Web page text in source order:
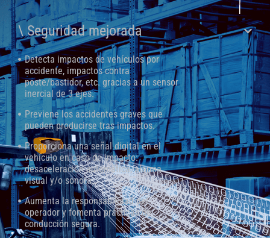
\ Seguridad mejorada
Detecta impactos de vehículos por
accidente, impactos contra
poste/bastidor, etc. gracias a un sensor
inercial de 3 ejes.
Previene los accidentes graves que
pueden producirse tras impactos.
Proporciona una señal digital en el
vehículo en caso de impacto:
desaceleración automática, alarma
visual y/o sonora…
Aumenta la responsabilidad del
operador y fomenta prácticas de
conducción segura.